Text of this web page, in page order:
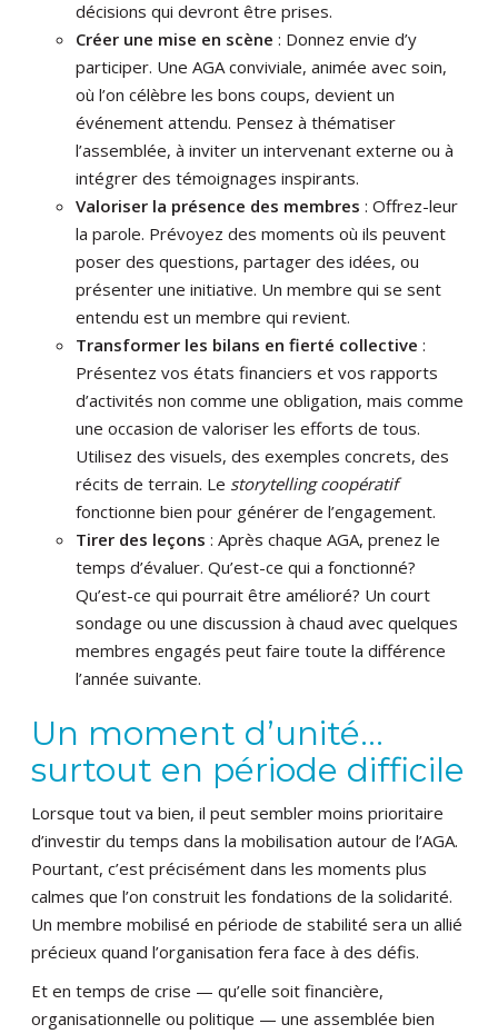
décisions qui devront être prises.
Créer une mise en scène : Donnez envie d’y
participer. Une AGA conviviale, animée avec soin,
où l’on célèbre les bons coups, devient un
événement attendu. Pensez à thématiser
l’assemblée, à inviter un intervenant externe ou à
intégrer des témoignages inspirants.
Valoriser la présence des membres : Offrez-leur
la parole. Prévoyez des moments où ils peuvent
poser des questions, partager des idées, ou
présenter une initiative. Un membre qui se sent
entendu est un membre qui revient.
Transformer les bilans en fierté collective :
Présentez vos états financiers et vos rapports
d’activités non comme une obligation, mais comme
une occasion de valoriser les efforts de tous.
Utilisez des visuels, des exemples concrets, des
récits de terrain. Le storytelling coopératif
fonctionne bien pour générer de l’engagement.
Tirer des leçons : Après chaque AGA, prenez le
temps d’évaluer. Qu’est-ce qui a fonctionné?
Qu’est-ce qui pourrait être amélioré? Un court
sondage ou une discussion à chaud avec quelques
membres engagés peut faire toute la différence
l’année suivante.
Un moment d’unité…
surtout en période difficile
Lorsque tout va bien, il peut sembler moins prioritaire
d’investir du temps dans la mobilisation autour de l’AGA.
Pourtant, c’est précisément dans les moments plus
calmes que l’on construit les fondations de la solidarité.
Un membre mobilisé en période de stabilité sera un allié
précieux quand l’organisation fera face à des défis.
Et en temps de crise — qu’elle soit financière,
organisationnelle ou politique — une assemblée bien